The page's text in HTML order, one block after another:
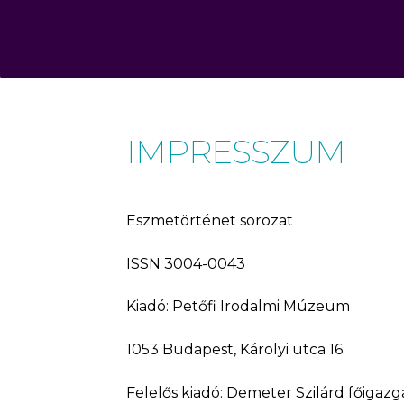
IMPRESSZUM
Eszmetörténet sorozat
ISSN 3004-0043
Kiadó: Petőfi Irodalmi Múzeum
1053 Budapest, Károlyi utca 16.
Felelős kiadó: Demeter Szilárd